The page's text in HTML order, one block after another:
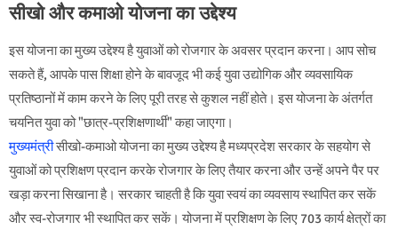
सीखो और कमाओ योजना का उद्देश्य
इस योजना का मुख्य उद्देश्य है युवाओं को रोजगार के अवसर प्रदान करना। आप सोच
सकते हैं, आपके पास शिक्षा होने के बावजूद भी कई युवा उद्योगिक और व्यवसायिक
प्रतिष्ठानों में काम करने के लिए पूरी तरह से कुशल नहीं होते। इस योजना के अंतर्गत
चयनित युवा को "छात्र-प्रशिक्षणार्थी" कहा जाएगा।
मुख्यमंत्रीसीखो-कमाओ योजना का मुख्य उद्देश्य है मध्यप्रदेश सरकार के सहयोग से
युवाओं को प्रशिक्षण प्रदान करके रोजगार के लिए तैयार करना और उन्हें अपने पैर पर
खड़ा करना सिखाना है। सरकार चाहती है कि युवा स्वयं का व्यवसाय स्थापित कर सकें
और स्व-रोजगार भी स्थापित कर सकें। योजना में प्रशिक्षण के लिए 703 कार्य क्षेत्रों का